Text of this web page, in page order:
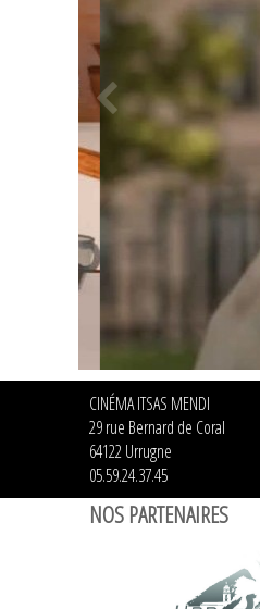
CINÉMA ITSAS MENDI
29 rue Bernard de Coral
64122 Urrugne
05.59.24.37.45
NOS PARTENAIRES